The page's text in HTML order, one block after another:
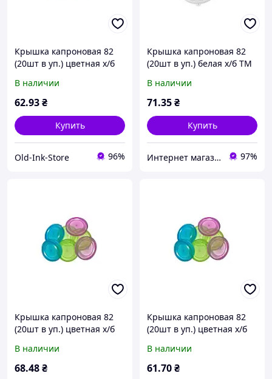
Крышка капроновая 82
(20шт в уп.) цветная х/б
В наличии
62.93₴
Купить
Old-Ink-Store 96%
Крышка капроновая 82
(20шт в уп.) белая х/б ТМ
В наличии
71.35₴
Купить
Интернет магазин BuyPlace 97%
Крышка капроновая 82
(20шт в уп.) цветная х/б
В наличии
68.48₴
Крышка капроновая 82
(20шт в уп.) цветная х/б
В наличии
61.70₴